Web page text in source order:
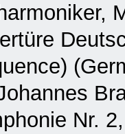
Nr.